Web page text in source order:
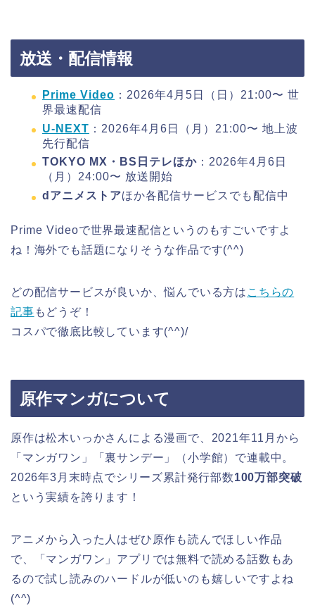
放送・配信情報
Prime Video ：2026年4月5日（日）21:00〜 世
界最速配信
U-NEXT ：2026年4月6日（月）21:00〜 地上波
先行配信
TOKYO MX・BS日テレほか ：2026年4月6日
（月）24:00〜 放送開始
dアニメストアほか各配信サービスでも配信中
Prime Videoで世界最速配信というのもすごいですよ
ね！海外でも話題になりそうな作品です(^^)
どの配信サービスが良いか、悩んでいる方は こちらの
記事 もどうぞ！
コスパで徹底比較しています(^^)/
原作マンガについて
原作は松木いっかさんによる漫画で、2021年11月から
「マンガワン」「裏サンデー」（小学館）で連載中。
2026年3月末時点でシリーズ累計発行部数100万部突破
という実績を誇ります！
アニメから入った人はぜひ原作も読んでほしい作品
で、「マンガワン」アプリでは無料で読める話数もあ
るので試し読みのハードルが低いのも嬉しいですよね
(^^)